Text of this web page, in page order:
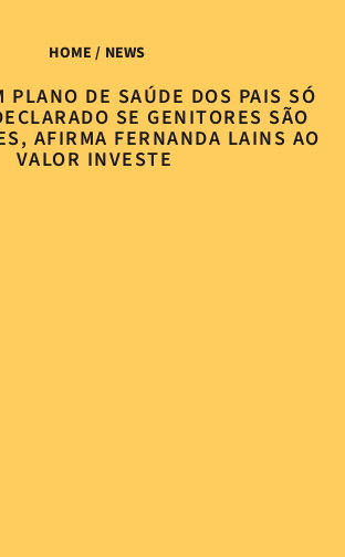
HOME / NEWS
PLANO DE SAÚDE DOS PAIS SÓ
SE GENITORES SÃO
AFIRMA FERNANDA LAINS AO
VALOR INVESTE